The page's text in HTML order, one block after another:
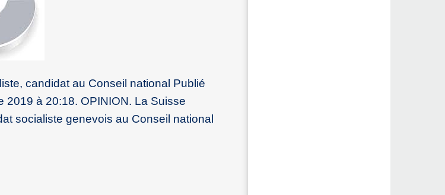
candidat au Conseil national Publié
2019 à 20:18. OPINION. La Suisse
socialiste genevois au Conseil national